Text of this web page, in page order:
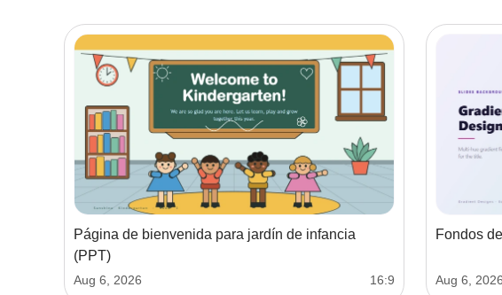
Página de bienvenida para jardín de infancia
(PPT)
Aug 6, 2026 16:9
Fondos
Aug 6, 2026